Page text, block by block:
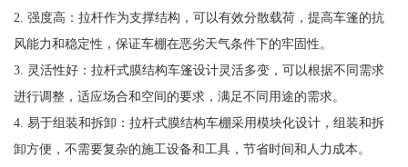
2. 强度高：拉杆作为支撑结构，可以有效分散载荷，提高车篷的抗
风能力和稳定性，保证车棚在恶劣天气条件下的牢固性。
3. 灵活性好：拉杆式膜结构车篷设计灵活多变，可以根据不同需求
进行调整，适应场合和空间的要求，满足不同用途的需求。
4. 易于组装和拆卸：拉杆式膜结构车棚采用模块化设计，组装和拆
卸方便，不需要复杂的施工设备和工具，节省时间和人力成本。